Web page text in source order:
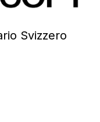
Svizzero